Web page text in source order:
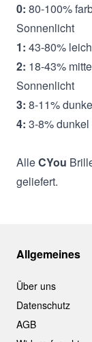
0: 80-100%
Sonnenlicht
1: 43-80%
2: 18-43%
Sonnenlicht
3: 8-11%
4: 3-8%
AlleCYou
geliefert.
Allgemeines
Über uns
Datenschutz
AGB